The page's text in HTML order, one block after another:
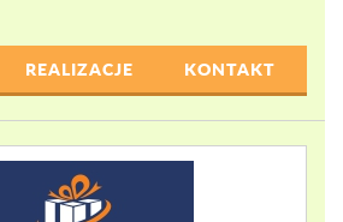
REALIZACJE KONTAKT